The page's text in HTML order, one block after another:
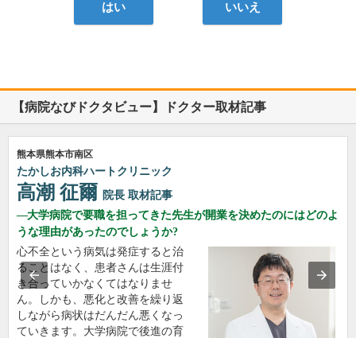
はい いいえ
【病院なびドクタビュー】ドクター取材記事
熊本県熊本市南区
たかしお内科ハートクリニック
高潮 征爾 院長 取材記事
大学病院で要職を担ってきた先生が開業を決めたのにはどのよ
うな理由があったのでしょうか?
心不全という病気は発症すると治
ることはなく、患者さんは生涯付
き合っていかなくてはなりませ
ん。しかも、悪化と改善を繰り返
しながら病状はだんだん悪くなっ
ていきます。大学病院で後進の育